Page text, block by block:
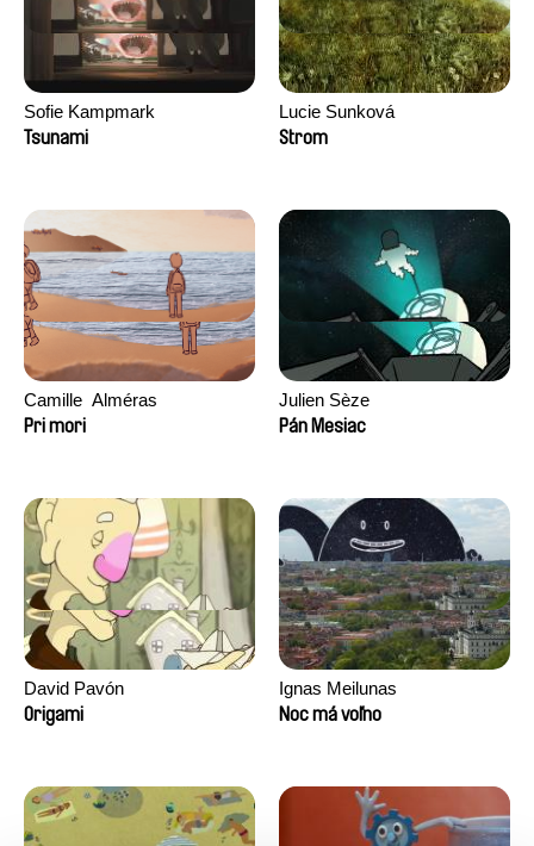
Sofie Kampmark
Tsunami
Lucie Sunková
Strom
Camille​ ​ ​Alméras
Pri mori
Julien Sèze
Pán Mesiac
David Pavón
Origami
Ignas Meilunas
Noc má voľno